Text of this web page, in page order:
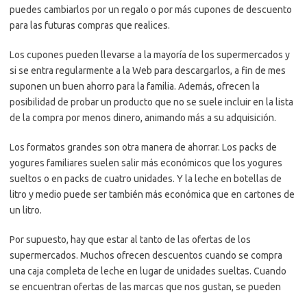
puedes cambiarlos por un regalo o por más cupones de descuento
para las futuras compras que realices.
Los cupones pueden llevarse a la mayoría de los supermercados y
si se entra regularmente a la Web para descargarlos, a fin de mes
suponen un buen ahorro para la familia. Además, ofrecen la
posibilidad de probar un producto que no se suele incluir en la lista
de la compra por menos dinero, animando más a su adquisición.
Los formatos grandes son otra manera de ahorrar. Los packs de
yogures familiares suelen salir más económicos que los yogures
sueltos o en packs de cuatro unidades. Y la leche en botellas de
litro y medio puede ser también más económica que en cartones de
un litro.
Por supuesto, hay que estar al tanto de las ofertas de los
supermercados. Muchos ofrecen descuentos cuando se compra
una caja completa de leche en lugar de unidades sueltas. Cuando
se encuentran ofertas de las marcas que nos gustan, se pueden